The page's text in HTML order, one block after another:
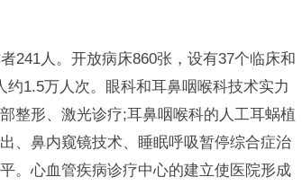
人。开放病床860张，设有37个临床和
1.5万人次。眼科和耳鼻咽喉科技术实力
整形、激光诊疗;耳鼻咽喉科的人工耳蜗植
、鼻内窥镜技术、睡眠呼吸暂停综合症治
。心血管疾病诊疗中心的建立使医院形成